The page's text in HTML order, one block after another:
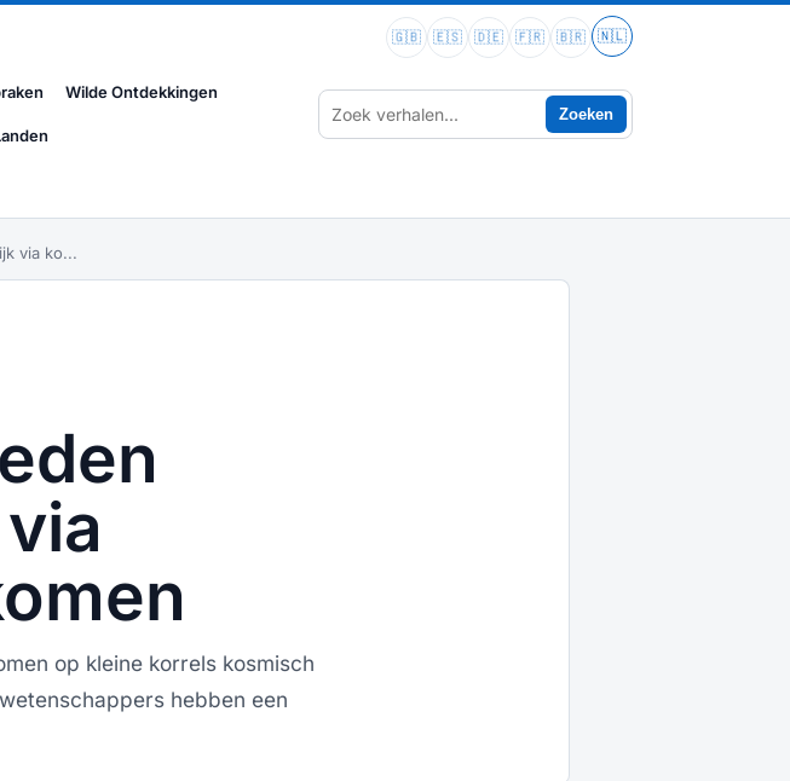
🇬🇧 🇪🇸 🇩🇪 🇫🇷 🇧🇷 🇳🇱
Wilde Ontdekkingen
Zoeken
via ko...
op kleine korrels kosmisch
hebben een